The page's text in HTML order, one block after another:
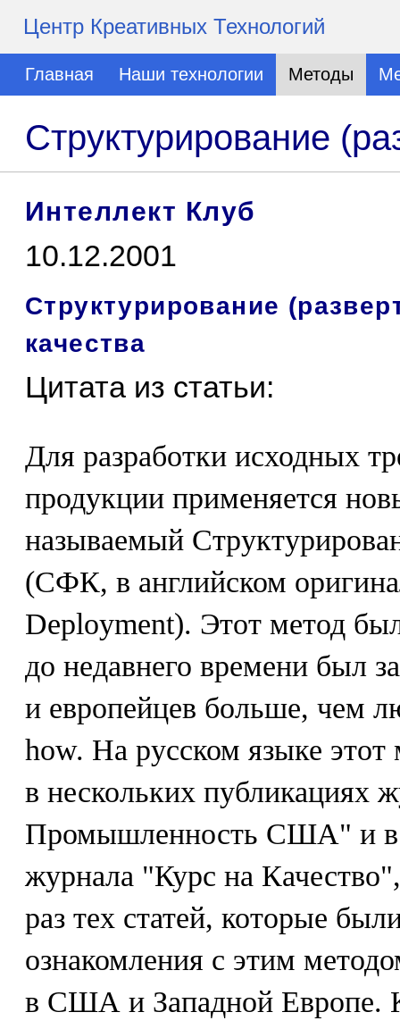
Центр Креативных Технологий
Главная Наши технологии Методы
Структурирование
Интеллект Клуб
10.12.2001
Структурирование
качества
Цитата из статьи:
Для разработки исходных
продукции применяется
называемый
(СФК, в английском
Deployment). Этот метод
до недавнего времени был
и европейцев больше, чем
how. На русском языке этот
в нескольких публикациях
Промышленность США" и в
журнала "Курс на
раз тех статей, которые
ознакомления с этим
в США и Западной Европе.